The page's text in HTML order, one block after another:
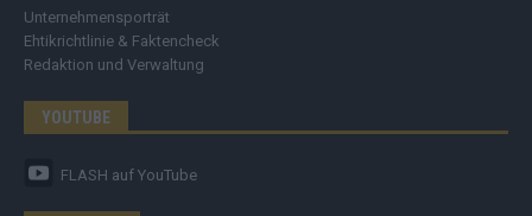
Unternehmensporträt
Ehtikrichtlinie & Faktencheck
Redaktion und Verwaltung
YOUTUBE
FLASH auf YouTube